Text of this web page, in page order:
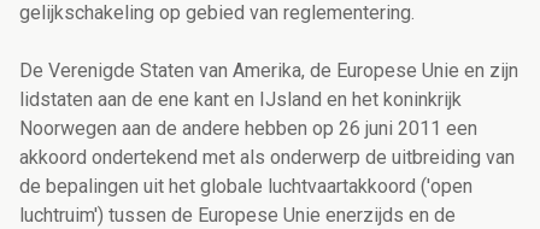
gelijkschakeling op gebied van reglementering.
De Verenigde Staten van Amerika, de Europese Unie en zijn
lidstaten aan de ene kant en IJsland en het koninkrijk
Noorwegen aan de andere hebben op 26 juni 2011 een
akkoord ondertekend met als onderwerp de uitbreiding van
de bepalingen uit het globale luchtvaartakkoord ('open
luchtruim') tussen de Europese Unie enerzijds en de